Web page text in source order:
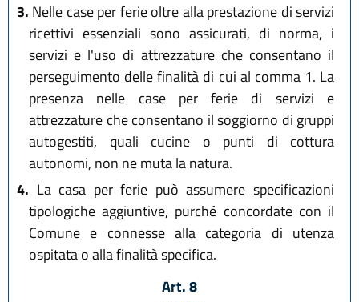
3. Nelle case per ferie oltre alla prestazione di servizi
ricettivi essenziali sono assicurati, di norma, i
servizi e l'uso di attrezzature che consentano il
perseguimento delle finalità di cui al comma 1. La
presenza nelle case per ferie di servizi e
attrezzature che consentano il soggiorno di gruppi
autogestiti, quali cucine o punti di cottura
autonomi, non ne muta la natura.
4. La casa per ferie può assumere specificazioni
tipologiche aggiuntive, purché concordate con il
Comune e connesse alla categoria di utenza
ospitata o alla finalità specifica.
Art. 8